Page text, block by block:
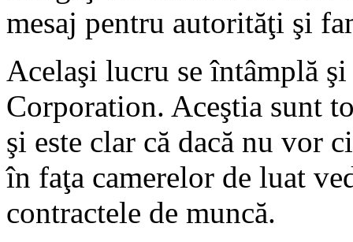
mesaj pentru autorităţi şi
Acelaşi lucru se întâmplă
Corporation. Aceştia sunt
şi este clar că dacă nu vor
în faţa camerelor de luat
contractele de muncă.